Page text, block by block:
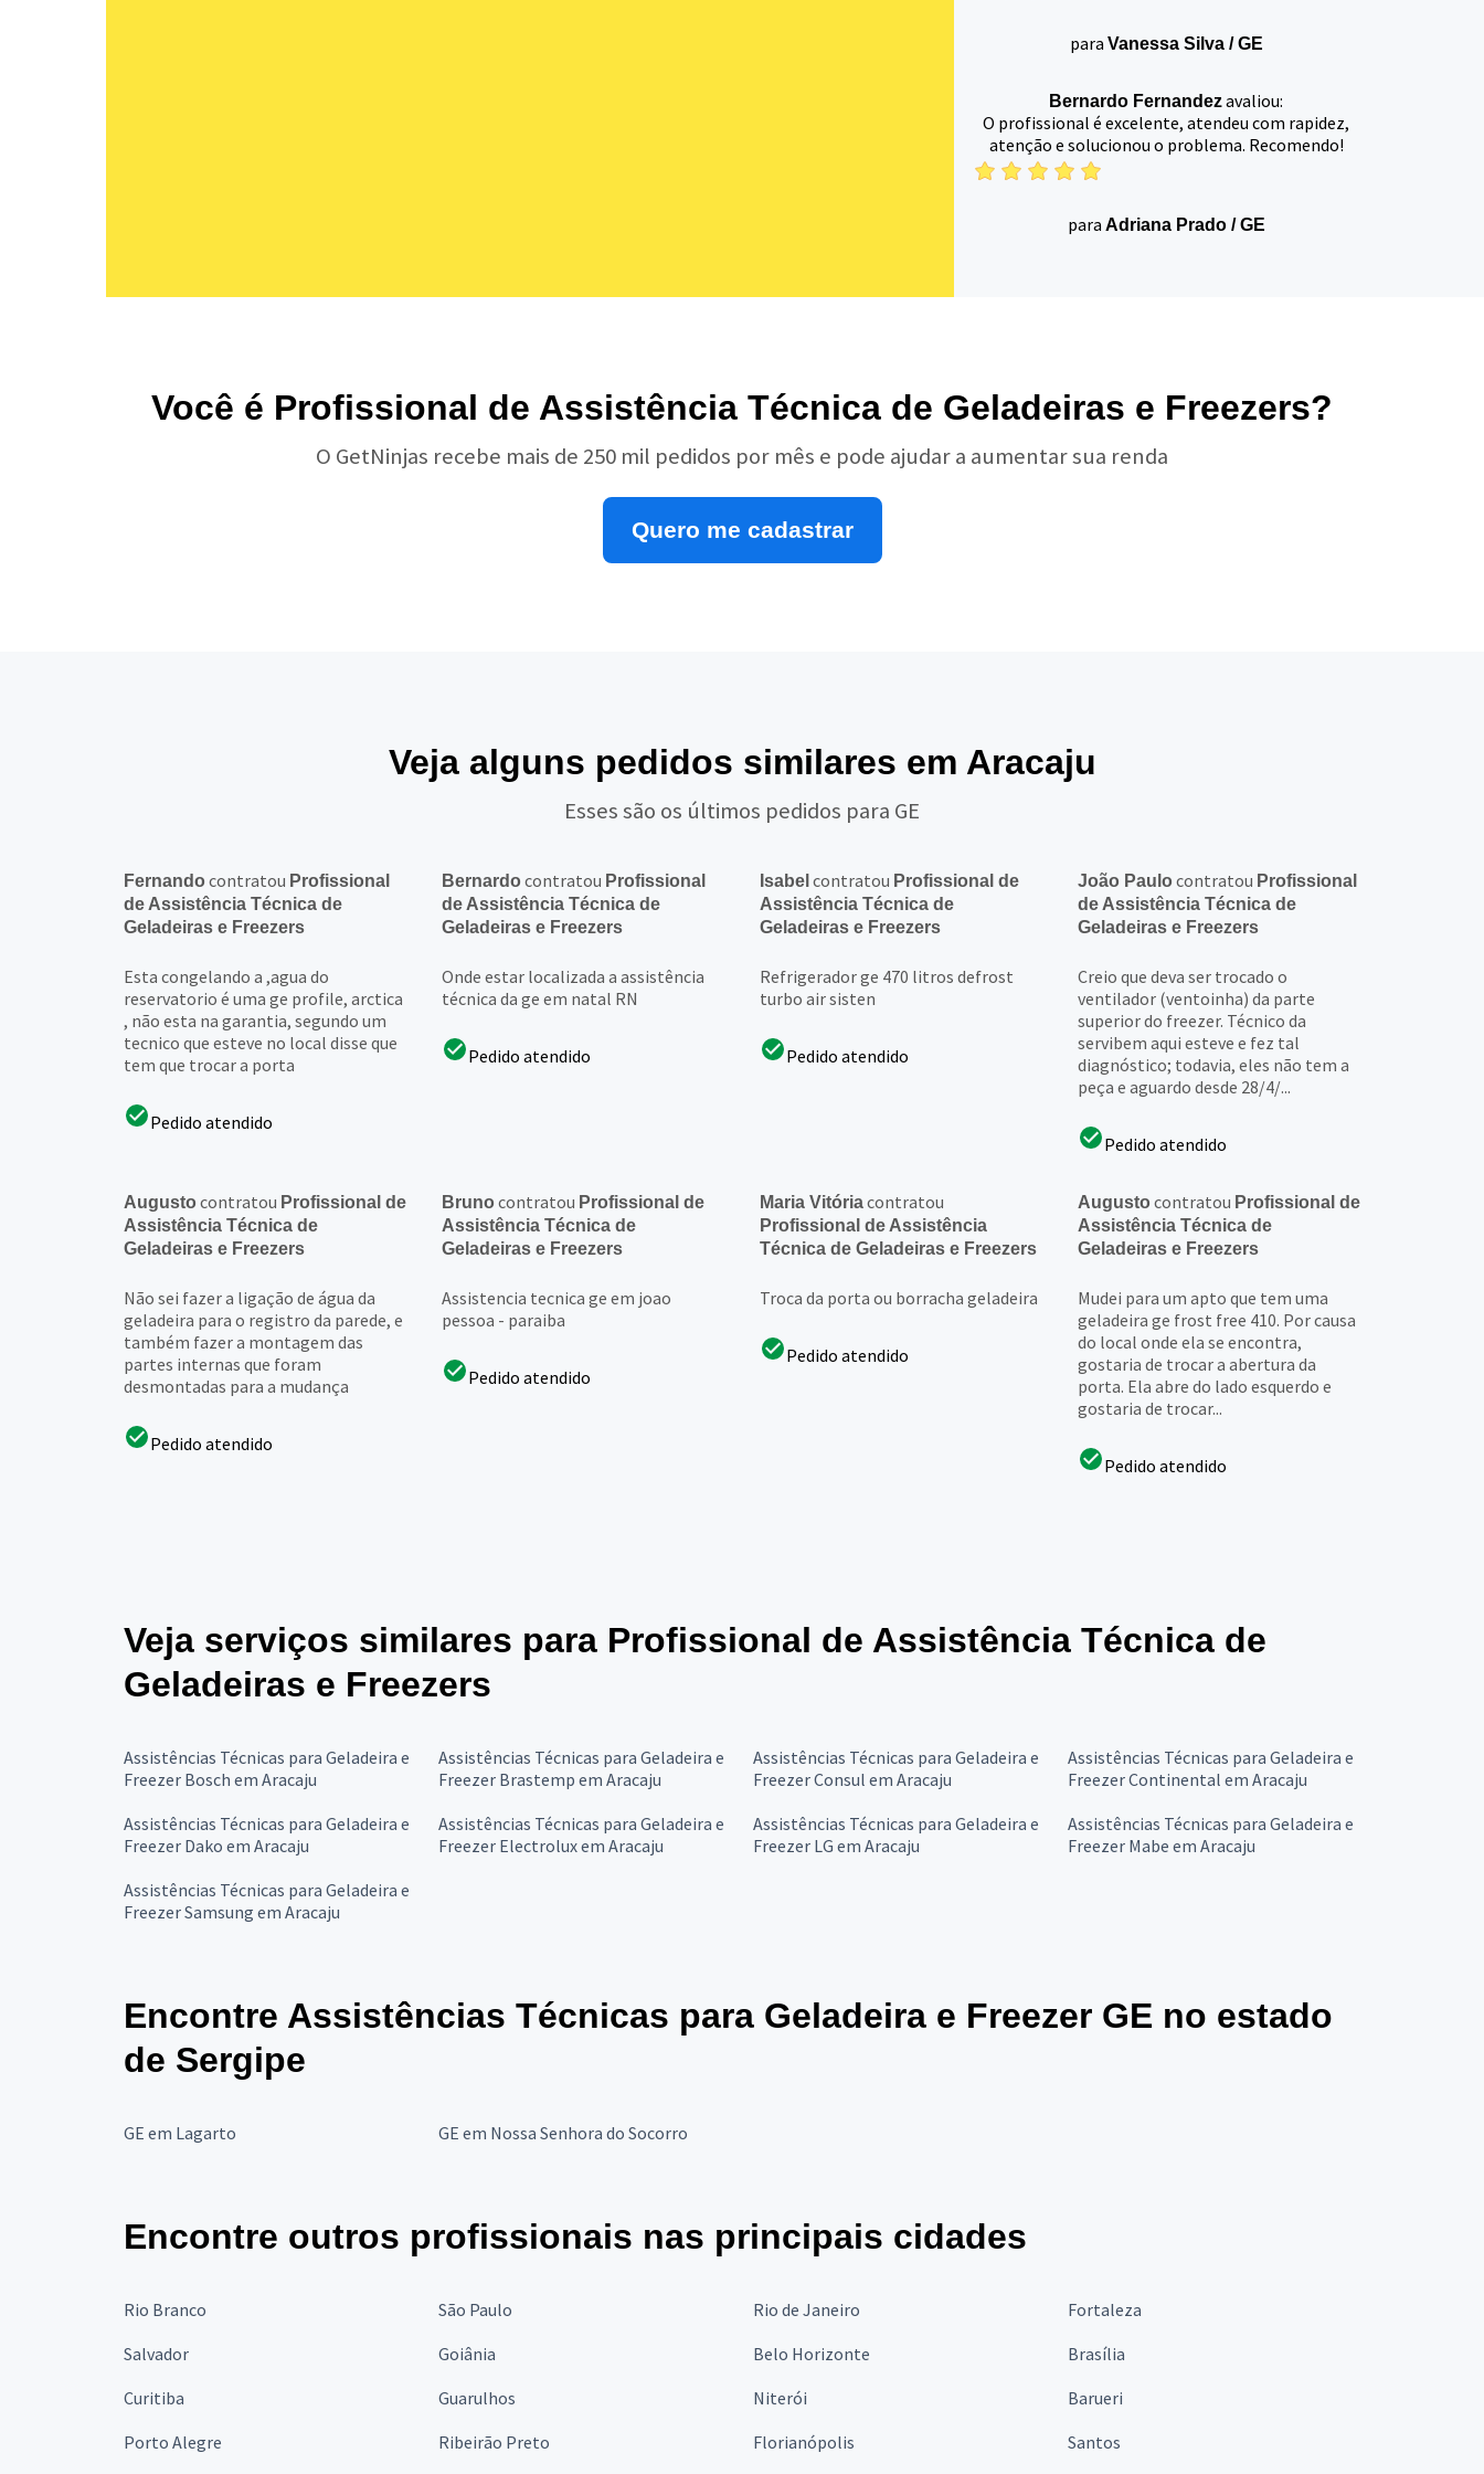
para Vanessa Silva/GE
Bernardo Fernandezavaliou:
O profissional é excelente, atendeu com rapidez,
atenção e solucionou o problema. Recomendo!
para Adriana Prado/GE
Você é Profissional de Assistência Técnica de Geladeiras e Freezers?
O GetNinjas recebe mais de 250 mil pedidos por mês e pode ajudar a aumentar sua renda
Quero me cadastrar
Veja alguns pedidos similares em Aracaju
Esses são os últimos pedidos para GE
Fernando contratou Profissional
de Assistência Técnica de
Geladeiras e Freezers
Esta congelando a ,agua do
reservatorio é uma ge profile, arctica
, não esta na garantia, segundo um
tecnico que esteve no local disse que
tem que trocar a porta
Pedido atendido
Bernardo contratou Profissional
de Assistência Técnica de
Geladeiras e Freezers
Onde estar localizada a assistência
técnica da ge em natal RN
Pedido atendido
Isabel contratou Profissional de
Assistência Técnica de
Geladeiras e Freezers
Refrigerador ge 470 litros defrost
turbo air sisten
Pedido atendido
João Paulo contratou Profissional
de Assistência Técnica de
Geladeiras e Freezers
Creio que deva ser trocado o
ventilador (ventoinha) da parte
superior do freezer. Técnico da
servibem aqui esteve e fez tal
diagnóstico; todavia, eles não tem a
peça e aguardo desde 28/4/...
Pedido atendido
Augusto contratou Profissional de
Assistência Técnica de
Geladeiras e Freezers
Não sei fazer a ligação de água da
geladeira para o registro da parede, e
também fazer a montagem das
partes internas que foram
desmontadas para a mudança
Pedido atendido
Bruno contratou Profissional de
Assistência Técnica de
Geladeiras e Freezers
Assistencia tecnica ge em joao
pessoa - paraiba
Pedido atendido
Maria Vitóriacontratou
Profissional de Assistência
Técnica de Geladeiras e Freezers
Troca da porta ou borracha geladeira
Pedido atendido
Augusto contratou Profissional de
Assistência Técnica de
Geladeiras e Freezers
Mudei para um apto que tem uma
geladeira ge frost free 410. Por causa
do local onde ela se encontra,
gostaria de trocar a abertura da
porta. Ela abre do lado esquerdo e
gostaria de trocar...
Pedido atendido
Veja serviços similares para Profissional de Assistência Técnica de
Geladeiras e Freezers
Assistências Técnicas para Geladeira e
Freezer Bosch em Aracaju
Assistências Técnicas para Geladeira e
Freezer Brastemp em Aracaju
Assistências Técnicas para Geladeira e
Freezer Consul em Aracaju
Assistências Técnicas para Geladeira e
Freezer Continental em Aracaju
Assistências Técnicas para Geladeira e
Freezer Dako em Aracaju
Assistências Técnicas para Geladeira e
Freezer Electrolux em Aracaju
Assistências Técnicas para Geladeira e
Freezer LG em Aracaju
Assistências Técnicas para Geladeira e
Freezer Mabe em Aracaju
Assistências Técnicas para Geladeira e
Freezer Samsung em Aracaju
Encontre Assistências Técnicas para Geladeira e Freezer GE no estado
de Sergipe
GE em Lagarto GE em Nossa Senhora do Socorro
Encontre outros profissionais nas principais cidades
Rio Branco São Paulo Rio de Janeiro
Fortaleza
Salvador
Goiânia Belo Horizonte
Brasília
Curitiba
Guarulhos Niterói
Barueri
Porto Alegre
Ribeirão Preto Florianópolis Santos